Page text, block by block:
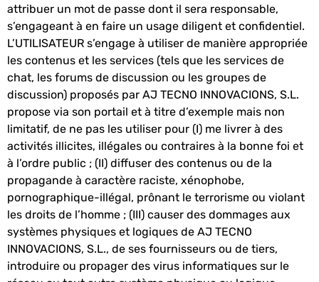
attribuer un mot de passe dont il sera responsable,
s’engageant à en faire un usage diligent et confidentiel.
L’UTILISATEUR s’engage à utiliser de manière appropriée
les contenus et les services (tels que les services de
chat, les forums de discussion ou les groupes de
discussion) proposés par AJ TECNO INNOVACIONS, S.L.
propose via son portail et à titre d’exemple mais non
limitatif, de ne pas les utiliser pour (I) me livrer à des
activités illicites, illégales ou contraires à la bonne foi et
à l’ordre public ; (II) diffuser des contenus ou de la
propagande à caractère raciste, xénophobe,
pornographique-illégal, prônant le terrorisme ou violant
les droits de l’homme ; (III) causer des dommages aux
systèmes physiques et logiques de AJ TECNO
INNOVACIONS, S.L., de ses fournisseurs ou de tiers,
introduire ou propager des virus informatiques sur le